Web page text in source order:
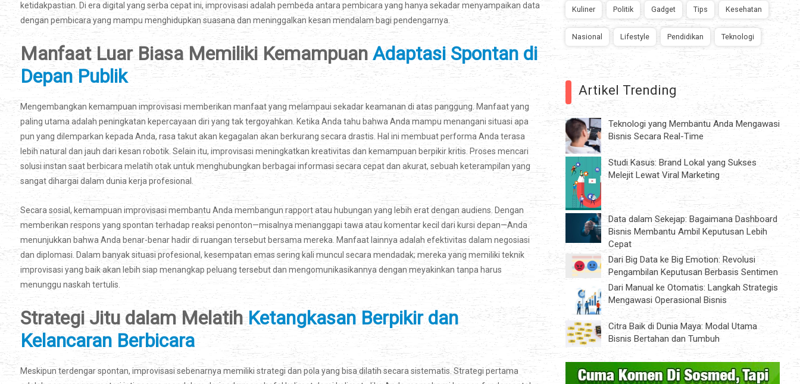
ketidakpastian. Di era digital yang serba cepat ini, improvisasi adalah pembeda antara pembicara yang hanya sekadar menyampaikan data
dengan pembicara yang mampu menghidupkan suasana dan meninggalkan kesan mendalam bagi pendengarnya.
Manfaat Luar Biasa Memiliki Kemampuan Adaptasi Spontan di
Depan Publik
Mengembangkan kemampuan improvisasi memberikan manfaat yang melampaui sekadar keamanan di atas panggung. Manfaat yang
paling utama adalah peningkatan kepercayaan diri yang tak tergoyahkan. Ketika Anda tahu bahwa Anda mampu menangani situasi apa
pun yang dilemparkan kepada Anda, rasa takut akan kegagalan akan berkurang secara drastis. Hal ini membuat performa Anda terasa
lebih natural dan jauh dari kesan robotik. Selain itu, improvisasi meningkatkan kreativitas dan kemampuan berpikir kritis. Proses mencari
solusi instan saat berbicara melatih otak untuk menghubungkan berbagai informasi secara cepat dan akurat, sebuah keterampilan yang
sangat dihargai dalam dunia kerja profesional.
Secara sosial, kemampuan improvisasi membantu Anda membangun rapport atau hubungan yang lebih erat dengan audiens. Dengan
memberikan respons yang spontan terhadap reaksi penonton—misalnya menanggapi tawa atau komentar kecil dari kursi depan—Anda
menunjukkan bahwa Anda benar-benar hadir di ruangan tersebut bersama mereka. Manfaat lainnya adalah efektivitas dalam negosiasi
dan diplomasi. Dalam banyak situasi profesional, kesempatan emas sering kali muncul secara mendadak; mereka yang memiliki teknik
improvisasi yang baik akan lebih siap menangkap peluang tersebut dan mengomunikasikannya dengan meyakinkan tanpa harus
menunggu naskah tertulis.
Strategi Jitu dalam Melatih Ketangkasan Berpikir dan
Kelancaran Berbicara
Meskipun terdengar spontan, improvisasi sebenarnya memiliki strategi dan pola yang bisa dilatih secara sistematis. Strategi pertama
Kuliner Politik Gadget Tips Kesehatan
Nasional Lifestyle Pendidikan Teknologi
Artikel Trending
Teknologi yang Membantu Anda Mengawasi
Bisnis Secara Real-Time
Studi Kasus: Brand Lokal yang Sukses
Melejit Lewat Viral Marketing
Data dalam Sekejap: Bagaimana Dashboard
Bisnis Membantu Ambil Keputusan Lebih
Cepat
Dari Big Data ke Big Emotion: Revolusi
Pengambilan Keputusan Berbasis Sentimen
Dari Manual ke Otomatis: Langkah Strategis
Mengawasi Operasional Bisnis
Citra Baik di Dunia Maya: Modal Utama
Bisnis Bertahan dan Tumbuh